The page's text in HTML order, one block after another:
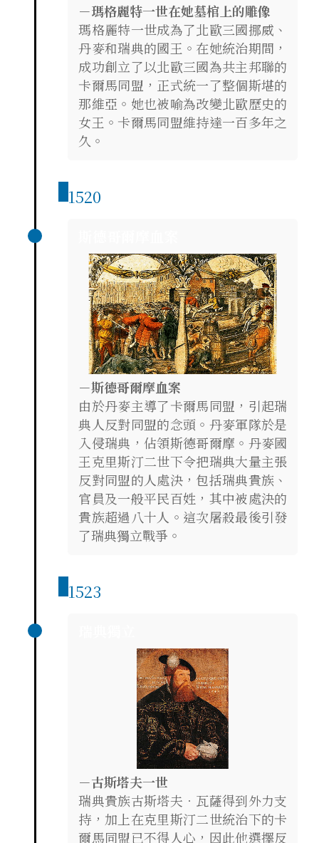
－瑪格麗特一世在她墓棺上的雕像
瑪格麗特一世成為了北歐三國挪威、
丹麥和瑞典的國王。在她統治期間，
成功創立了以北歐三國為共主邦聯的
卡爾馬同盟，正式統一了整個斯堪的
那維亞。她也被喻為改變北歐歷史的
女王。卡爾馬同盟維持達一百多年之
久。
1520
－斯德哥爾摩血案
由於丹麥主導了卡爾馬同盟，引起瑞
典人反對同盟的念頭。丹麥軍隊於是
入侵瑞典，佔領斯德哥爾摩。丹麥國
王克里斯汀二世下令把瑞典大量主張
反對同盟的人處決，包括瑞典貴族、
官員及一般平民百姓，其中被處決的
貴族超過八十人。這次屠殺最後引發
了瑞典獨立戰爭。
1523
－古斯塔夫一世
瑞典貴族古斯塔夫．瓦薩得到外力支
持，加上在克里斯汀二世統治下的卡
爾馬同盟已不得人心，因此他選擇反